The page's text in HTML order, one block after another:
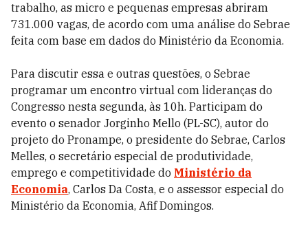
trabalho, as micro e pequenas empresas abriram
731.000 vagas, de acordo com uma análise do Sebrae
feita com base em dados do Ministério da Economia.
Para discutir essa e outras questões, o Sebrae
programar um encontro virtual com lideranças do
Congresso nesta segunda, às 10h. Participam do
evento o senador Jorginho Mello (PL-SC), autor do
projeto do Pronampe, o presidente do Sebrae, Carlos
Melles, o secretário especial de produtividade,
emprego e competitividade do Ministério da
Economia, Carlos Da Costa, e o assessor especial do
Ministério da Economia, Afif Domingos.